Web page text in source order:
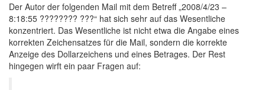
Der Autor der folgenden Mail mit dem Betreff „2008/4/23 –
8:18:55 ???????? ???“ hat sich sehr auf das Wesentliche
konzentriert. Das Wesentliche ist nicht etwa die Angabe eines
korrekten Zeichensatzes für die Mail, sondern die korrekte
Anzeige des Dollarzeichens und eines Betrages. Der Rest
hingegen wirft ein paar Fragen auf: